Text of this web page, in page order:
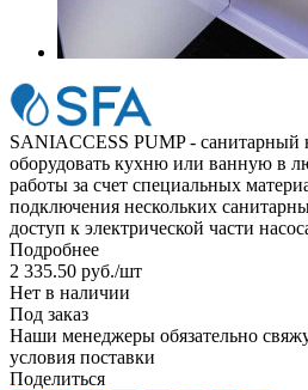
SANIACCESS PUMP - санитарный
оборудовать кухню или ванную в
работы за счет специальных
подключения нескольких
доступ к электрической части
Подробнее
2 335.50 руб./шт
Нет в наличии
Под заказ
Наши менеджеры обязательно
условия поставки
Поделиться